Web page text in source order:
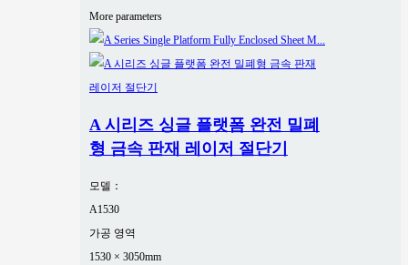
More parameters
A 시리즈 싱글 플랫폼 완전 밀폐
형 금속 판재 레이저 절단기
모델：
A1530
가공 영역
1530 × 3050mm